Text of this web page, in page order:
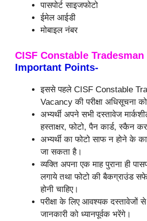
पासपोर्ट साइजफोटो
ईमेल आईडी
मोबाइल नंबर
CISF Constable Tradesman
Important Points-
इससे पहले CISF Constable
Vacancy की परीक्षा अधिसूचना को
अभ्यर्थी अपने सभी दस्तावेज
हस्ताक्षर, फोटो, पैन कार्ड, स्कैन
अभ्यर्थी का फोटो साफ न होने के
जा सकता है।
व्यक्ति अपना एक माह पुराना ही
लगाये तथा फोटो की बैकग्राउंड
होनी चाहिए।
परीक्षा के लिए आवश्यक दस्तावेजों
जानकारी को ध्यानपूर्वक भरेंगे।